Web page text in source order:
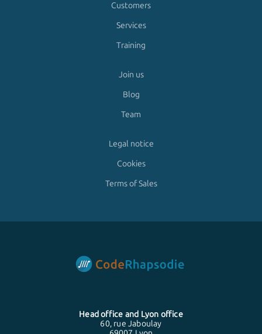
Customers
Services
Training
Join us
Blog
Team
Legal notice
Cookies
Terms of Sales
Head office and Lyon office
60, rue Jaboulay